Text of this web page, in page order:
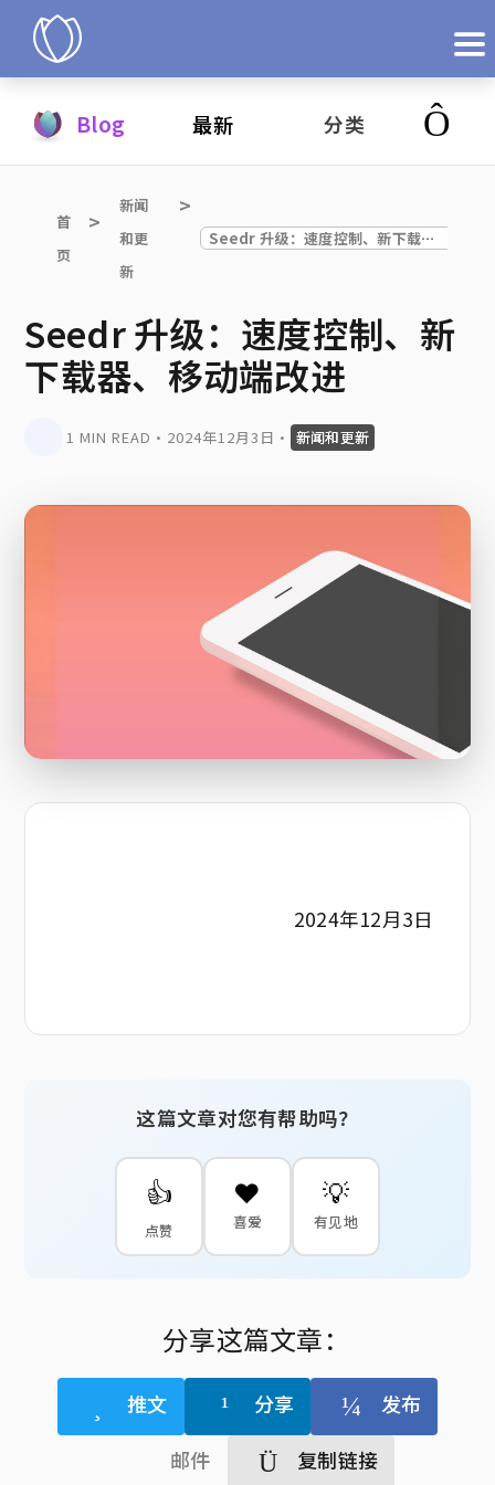
立即试用
Blog 最新 分类
首
页
新闻
和更
新
Seedr 升级：速度控制、新下载器、移动端改进
Seedr 升级：速度控制、新
下载器、移动端改进
1 MIN READ • 2024年12月3日 • 新闻和更新
2024年12月3日
这篇文章对您有帮助吗？
👍
点赞
❤️
喜爱
💡
有见地
分享这篇文章：
推文 分享
发布
邮件
复制链接